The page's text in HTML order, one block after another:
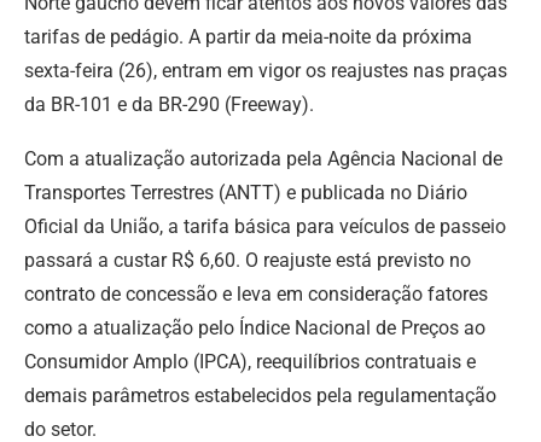
tarifas de pedágio. A partir da meia-noite da próxima
sexta-feira (26), entram em vigor os reajustes nas praças
da BR-101 e da BR-290 (Freeway).
Com a atualização autorizada pela Agência Nacional de
Transportes Terrestres (ANTT) e publicada no Diário
Oficial da União, a tarifa básica para veículos de passeio
passará a custar R$ 6,60. O reajuste está previsto no
contrato de concessão e leva em consideração fatores
como a atualização pelo Índice Nacional de Preços ao
Consumidor Amplo (IPCA), reequilíbrios contratuais e
demais parâmetros estabelecidos pela regulamentação
do setor.